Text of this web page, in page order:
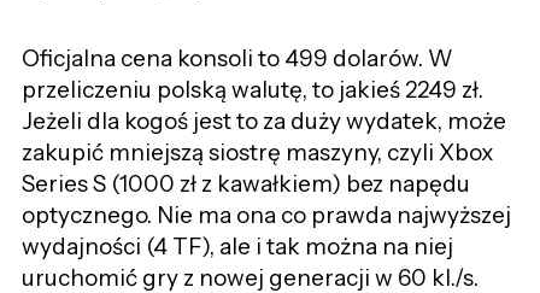
Oficjalna cena konsoli to 499 dolarów. W
przeliczeniu polską walutę, to jakieś 2249 zł.
Jeżeli dla kogoś jest to za duży wydatek, może
zakupić mniejszą siostrę maszyny, czyli Xbox
Series S (1000 zł z kawałkiem) bez napędu
optycznego. Nie ma ona co prawda najwyższej
wydajności (4 TF), ale i tak można na niej
uruchomić gry z nowej generacji w 60 kl./s.